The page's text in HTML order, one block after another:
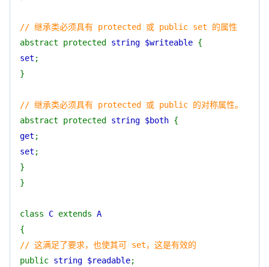
// 继承类必须具有 protected 或 public set 的属性
abstract protected string $writeable {
set ;
}
// 继承类必须具有 protected 或 public 的对称属性。
abstract protected string $both {
get ;
set ;
}
}
class C extends A
{
// 这满足了要求，也使其可 set，这是有效的
public string $readable;